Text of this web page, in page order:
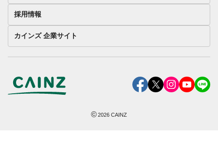
採用情報
カインズ 企業サイト
©2026 CAINZ